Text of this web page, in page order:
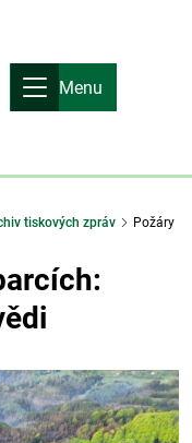
Menu
tiskových zpráv
Požáry